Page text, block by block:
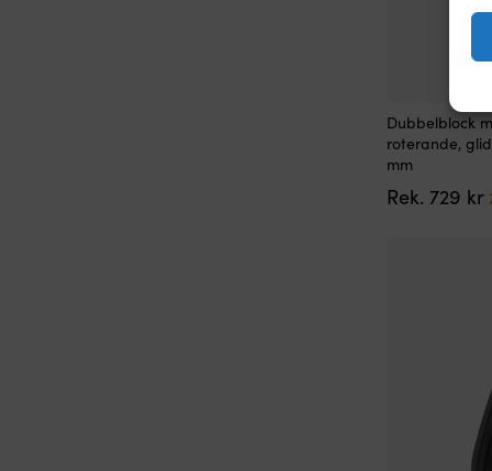
Dubbelblock
roterande,
mm
Rek. 729 kr